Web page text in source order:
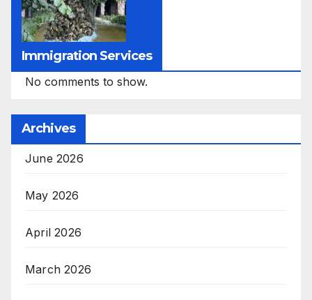
Immigration Services
No comments to show.
Archives
June 2026
May 2026
April 2026
March 2026